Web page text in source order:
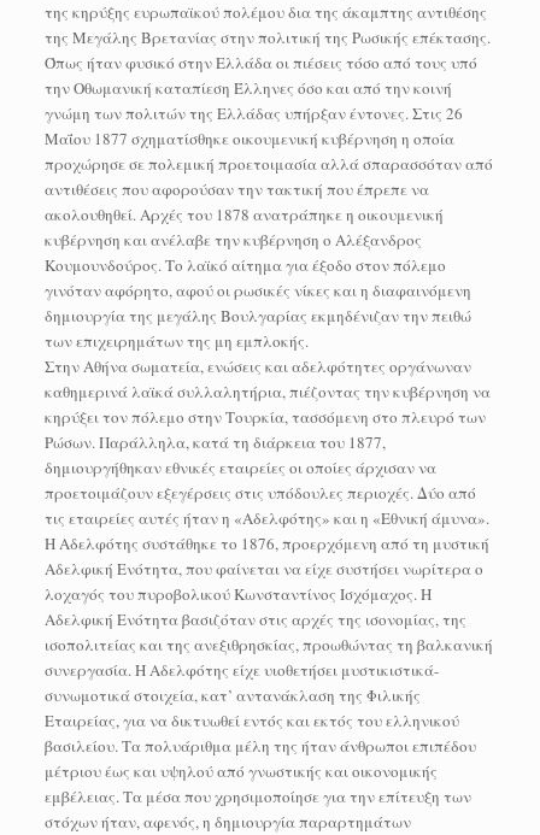
της κηρύξης ευρωπαϊκού πολέμου δια της άκαμπτης αντιθέσης
της Μεγάλης Βρετανίας στην πολιτική της Ρωσικής επέκτασης.
Όπως ήταν φυσικό στην Ελλάδα οι πιέσεις τόσο από τους υπό
την Οθωμανική καταπίεση Έλληνες όσο και από την κοινή
γνώμη των πολιτών της Ελλάδας υπήρξαν έντονες. Στις 26
Μαΐου 1877 σχηματίσθηκε οικουμενική κυβέρνηση η οποία
προχώρησε σε πολεμική προετοιμασία αλλά σπαρασσόταν από
αντιθέσεις που αφορούσαν την τακτική που έπρεπε να
ακολουθηθεί. Αρχές του 1878 ανατράπηκε η οικουμενική
κυβέρνηση και ανέλαβε την κυβέρνηση ο Αλέξανδρος
Κουμουνδούρος. Το λαϊκό αίτημα για έξοδο στον πόλεμο
γινόταν αφόρητο, αφού οι ρωσικές νίκες και η διαφαινόμενη
δημιουργία της μεγάλης Βουλγαρίας εκμηδένιζαν την πειθώ
των επιχειρημάτων της μη εμπλοκής.
Στην Αθήνα σωματεία, ενώσεις και αδελφότητες οργάνωναν
καθημερινά λαϊκά συλλαλητήρια, πιέζοντας την κυβέρνηση να
κηρύξει τον πόλεμο στην Τουρκία, τασσόμενη στο πλευρό των
Ρώσων. Παράλληλα, κατά τη διάρκεια του 1877,
δημιουργήθηκαν εθνικές εταιρείες οι οποίες άρχισαν να
προετοιμάζουν εξεγέρσεις στις υπόδουλες περιοχές. Δύο από
τις εταιρείες αυτές ήταν η «Αδελφότης» και η «Εθνική άμυνα».
Η Αδελφότης συστάθηκε το 1876, προερχόμενη από τη μυστική
Αδελφική Ενότητα, που φαίνεται να είχε συστήσει νωρίτερα ο
λοχαγός του πυροβολικού Κωνσταντίνος Ισχόμαχος. Η
Αδελφική Ενότητα βασιζόταν στις αρχές της ισονομίας, της
ισοπολιτείας και της ανεξιθρησκίας, προωθώντας τη βαλκανική
συνεργασία. Η Αδελφότης είχε υιοθετήσει μυστικιστικά-
συνωμοτικά στοιχεία, κατ’ αντανάκλαση της Φιλικής
Εταιρείας, για να δικτυωθεί εντός και εκτός του ελληνικού
βασιλείου. Τα πολυάριθμα μέλη της ήταν άνθρωποι επιπέδου
μέτριου έως και υψηλού από γνωστικής και οικονομικής
εμβέλειας. Τα μέσα που χρησιμοποίησε για την επίτευξη των
στόχων ήταν, αφενός, η δημιουργία παραρτημάτων